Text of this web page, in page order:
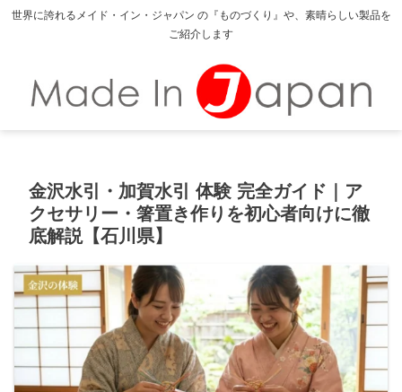
世界に誇れるメイド・イン・ジャパン の『ものづくり』や、素晴らしい製品を
ご紹介します
金沢水引・加賀水引 体験 完全ガイド｜ア
クセサリー・箸置き作りを初心者向けに徹
底解説【石川県】